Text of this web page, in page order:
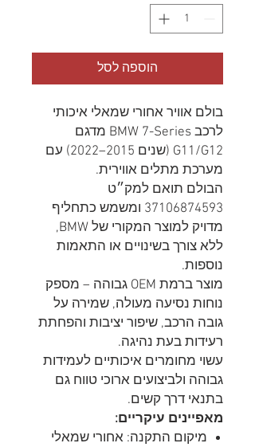
הוספה לסל
בולם אוויר אחורי שמאלי איכותי
לרכב BMW 7-Series מדגם
G11/G12 (שנים 2015–2022) עם
מערכת מתלים אווירית.
הבולם תואם למק״ט
37106874593 ומשמש כתחליף
מדויק למוצר המקורי של BMW,
ללא צורך בשינויים או התאמות
נוספות.
מוצר ברמת OEM גבוהה – מספק
נוחות נסיעה מעולה, שמירה על
גובה הרכב, שיפור יציבות והפחתת
רעידות בעת נהיגה.
עשוי מחומרים איכותיים לעמידות
גבוהה ולביצועים ארוכי טווח גם
בתנאי דרך קשים.
מאפיינים עיקריים:
מיקום התקנה: אחורי שמאלי